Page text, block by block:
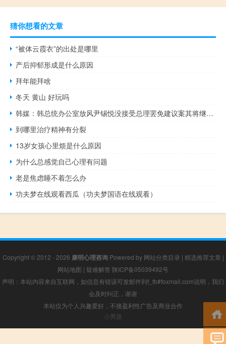
猜你想看的文章
“被体云霞衣”的出处是哪里
产后抑郁形成是什么原因
拜年能拜啥
冬天 黄山 好玩吗
韩媒：韩总统办公室放风尹锡悦没接受总理罢免建议案其将继续履职
到哪里治疗精神有分裂
13岁女孩心里烦是什么原因
为什么总感觉自己心理有问题
老是焦虑睡不着怎么办
功夫梦在线观看西瓜（功夫梦国语在线观看）
Copyright © 2012 - 2026 康明心理咨询Powered by 网站分类目录 | 精选推荐文章 |
网站地图 | 疑难解答 陕ICP备05039492号
声明：本站内容来自互联网，如信息有错误可发邮件到f_fb#foxmail.com说明，我们
会及时纠正，谢谢
本站仅为个人兴趣爱好，不接盈利性广告及商业合作
小男孩